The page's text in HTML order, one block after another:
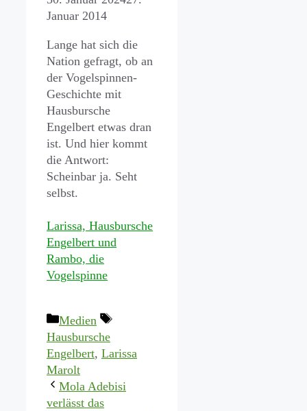
Januar 2014
Lange hat sich die
Nation gefragt, ob an
der Vogelspinnen-
Geschichte mit
Hausbursche
Engelbert etwas dran
ist. Und hier kommt
die Antwort:
Scheinbar ja. Seht
selbst.
Larissa, Hausbursche
Engelbert und
Rambo, die
Vogelspinne
Kategorien
Medien
Schlagwörter
Hausbursche
Engelbert, Larissa
Marolt
Mola Adebisi
verlässt das